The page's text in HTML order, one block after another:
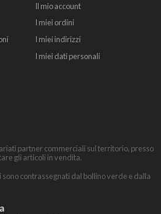
Il mio account
I miei ordini
I miei indirizzi
I miei dati personali
partner commerciali sul territorio, presso
gli articoli in vendita.
contrassegnati dal bollino verde e dalla